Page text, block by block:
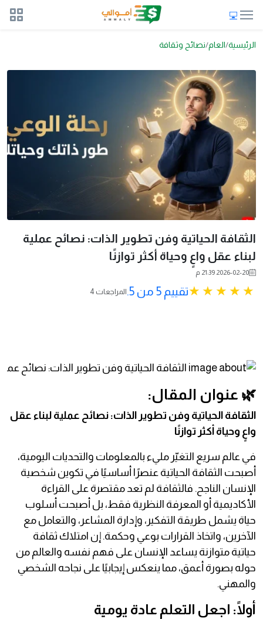
الرئيسية العام نصائح وثقافة
الثقافة الحياتية وفن تطوير الذات: نصائح عملية
لبناء عقل واعٍ وحياة أكثر توازنًا
2026-02-20 21:39 م
تقييم 5 من 5. 4 المراجعات
🌿 عنوان المقال:
الثقافة الحياتية وفن تطوير الذات: نصائح عملية لبناء عقل
واعٍ وحياة أكثر توازنًا
في عالم سريع التغيّر مليء بالمعلومات والتحديات اليومية،
أصبحت الثقافة الحياتية عنصرًا أساسيًا في تكوين شخصية
الإنسان الناجح. فالثقافة لم تعد مقتصرة على القراءة
الأكاديمية أو المعرفة النظرية فقط، بل أصبحت أسلوب
حياة يشمل طريقة التفكير، وإدارة المشاعر، والتعامل مع
الآخرين، واتخاذ القرارات بوعي وحكمة. إن امتلاك ثقافة
حياتية متوازنة يساعد الإنسان على فهم نفسه والعالم من
حوله بصورة أعمق، مما ينعكس إيجابيًا على نجاحه الشخصي
والمهني.
أولًا: اجعل التعلم عادة يومية